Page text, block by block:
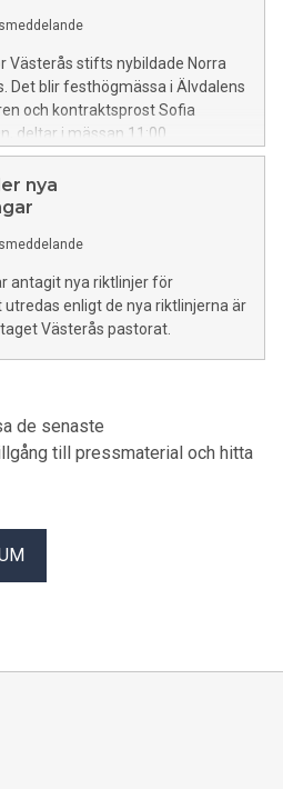
Västerås stifts nybildade Norra
Det blir festhögmässa i Älvdalens
och kontraktsprost Sofia
deltar i mässan 11:00.
nya
antagit nya riktlinjer för
enligt de nya riktlinjerna är
Västerås pastorat.
de senaste
till pressmaterial och hitta